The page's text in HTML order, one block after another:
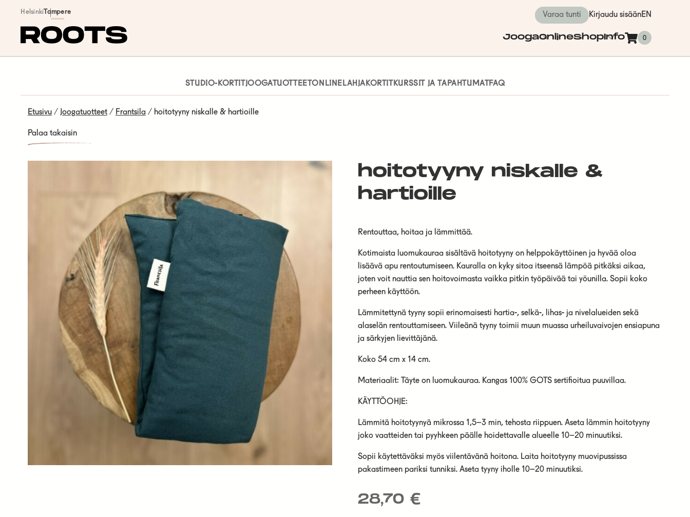
Siirry sisältöön
HelsinkiTampere Varaa tunti Kirjaudu sisäänEN
JoogaOnlineShopInfo 0
STUDIO-KORTITJOOGATUOTTEETONLINE LAHJAKORTIT KURSSIT JA TAPAHTUMATFAQ
Etusivu/ Joogatuotteet/ Frantsila/ hoitotyyny niskalle & hartioille
Palaa takaisin
hoitotyyny niskalle &
hartioille
Rentouttaa, hoitaa ja lämmittää.
Kotimaista luomukauraa sisältävä hoitotyyny on helppokäyttöinen ja hyvää oloa
lisäävä apu rentoutumiseen. Kauralla on kyky sitoa itseensä lämpöä pitkäksi aikaa,
joten voit nauttia sen hoitovoimasta vaikka pitkin työpäivää tai yöunilla. Sopii koko
perheen käyttöön.
Lämmitettynä tyyny sopii erinomaisesti hartia-, selkä-, lihas- ja nivelalueiden sekä
alaselän rentouttamiseen. Viileänä tyyny toimii muun muassa urheiluvaivojen ensiapuna
ja särkyjen lievittäjänä.
Koko 54 cm x 14 cm.
Materiaalit: Täyte on luomukauraa. Kangas 100% GOTS sertifioitua puuvillaa.
KÄYTTÖOHJE:
Lämmitä hoitotyynyä mikrossa 1,5–3 min, tehosta riippuen. Aseta lämmin hoitotyyny
joko vaatteiden tai pyyhkeen päälle hoidettavalle alueelle 10–20 minuutiksi.
Sopii käytettäväksi myös viilentävänä hoitona. Laita hoitotyyny muovipussissa
pakastimeen pariksi tunniksi. Aseta tyyny iholle 10–20 minuutiksi.
28,70 €